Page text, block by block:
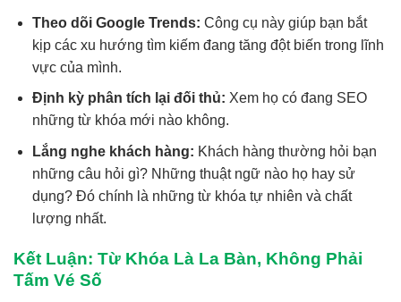
Theo dõi Google Trends: Công cụ này giúp bạn bắt
kịp các xu hướng tìm kiếm đang tăng đột biến trong lĩnh
vực của mình.
Định kỳ phân tích lại đối thủ: Xem họ có đang SEO
những từ khóa mới nào không.
Lắng nghe khách hàng: Khách hàng thường hỏi bạn
những câu hỏi gì? Những thuật ngữ nào họ hay sử
dụng? Đó chính là những từ khóa tự nhiên và chất
lượng nhất.
Kết Luận: Từ Khóa Là La Bàn, Không Phải
Tấm Vé Số